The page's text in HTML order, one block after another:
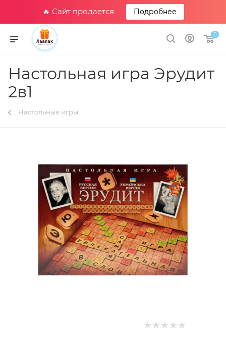
🔥 Сайт продается Подробнее
0
Настольная игра Эрудит
2в1
Настольные игры